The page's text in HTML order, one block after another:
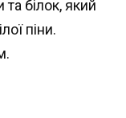
білок, який
піни.